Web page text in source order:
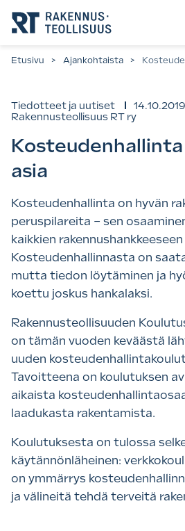
suoraan
sisältöön.
Etusivu > Ajankohtaista >
Tiedotteet ja uutiset
14.10.2019
Rakennusteollisuus RT ry
asia
Kosteudenhallinta on hyvän
peruspilareita – sen
kaikkien
Kosteudenhallinnasta on
mutta tiedon löytäminen ja
koettu joskus hankalaksi.
Rakennusteollisuuden
on tämän vuoden keväästä
uuden
Tavoitteena on koulutuksen
aikaista
laadukasta rakentamista.
Koulutuksesta on tulossa
käytännönläheinen:
on ymmärrys
ja välineitä tehdä terveitä